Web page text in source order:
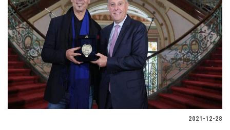
2021-12-28